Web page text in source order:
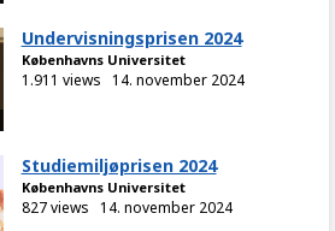
Undervisningsprisen 2024
Københavns Universitet
1.911 views 14. november 2024
Studiemiljøprisen 2024
Københavns Universitet
827 views 14. november 2024